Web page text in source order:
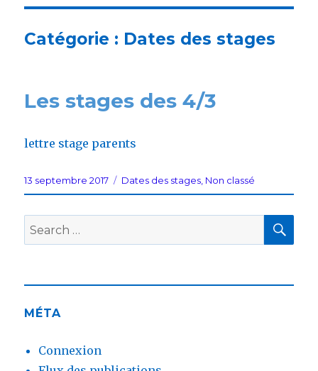
Catégorie : Dates des stages
Les stages des 4/3
lettre stage parents
Posted
on
13 septembre 2017 Categories
Dates des stages Non classé
Search
for:
MÉTA
Connexion